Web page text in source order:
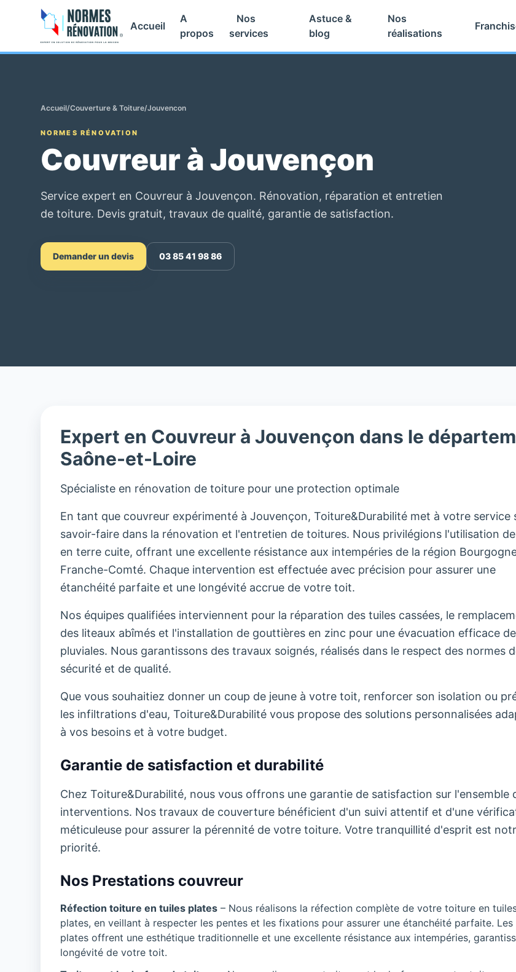
Accueil
A
propos
Nos
services
Astuce &
blog
Nos
réalisations
Accueil/Couverture & Toiture/Jouvencon
NORMES RÉNOVATION
Couvreur à Jouvençon
Service expert en Couvreur à Jouvençon. Rénovation, réparation et entretien
de toiture. Devis gratuit, travaux de qualité, garantie de satisfaction.
Demander un devis 03 85 41 98 86
Expert en Couvreur à Jouvençon dans le
Saône-et-Loire
Spécialiste en rénovation de toiture pour une protection optimale
En tant que couvreur expérimenté à Jouvençon, Toiture&Durabilité met à votre service
savoir-faire dans la rénovation et l'entretien de toitures. Nous privilégions l'utilisation
en terre cuite, offrant une excellente résistance aux intempéries de la région
Franche-Comté. Chaque intervention est effectuée avec précision pour assurer une
étanchéité parfaite et une longévité accrue de votre toit.
Nos équipes qualifiées interviennent pour la réparation des tuiles cassées, le
des liteaux abîmés et l'installation de gouttières en zinc pour une évacuation efficace
pluviales. Nous garantissons des travaux soignés, réalisés dans le respect des normes
sécurité et de qualité.
Que vous souhaitiez donner un coup de jeune à votre toit, renforcer son isolation ou
les infiltrations d'eau, Toiture&Durabilité vous propose des solutions personnalisées
à vos besoins et à votre budget.
Garantie de satisfaction et durabilité
Chez Toiture&Durabilité, nous vous offrons une garantie de satisfaction sur l'ensemble
interventions. Nos travaux de couverture bénéficient d'un suivi attentif et d'une
méticuleuse pour assurer la pérennité de votre toiture. Votre tranquillité d'esprit est
priorité.
Nos Prestations couvreur
Réfection toiture en tuiles plates– Nous réalisons la réfection complète de votre toiture en
plates, en veillant à respecter les pentes et les fixations pour assurer une étanchéité parfaite. Les
plates offrent une esthétique traditionnelle et une excellente résistance aux intempéries,
longévité de votre toit.